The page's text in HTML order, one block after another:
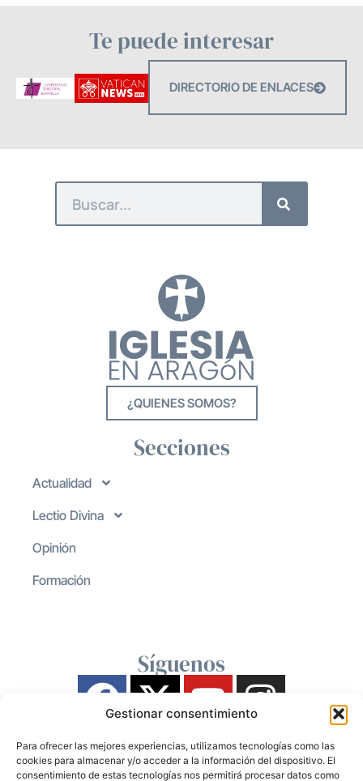
Gestionar consentimiento
Para ofrecer las mejores experiencias, utilizamos tecnologías como las
cookies para almacenar y/o acceder a la información del dispositivo. El
consentimiento de estas tecnologías nos permitirá procesar datos como
Te puede interesar
DIRECTORIO DE ENLACES
¿QUIENES SOMOS?
Secciones
Actualidad
Lectio Divina
Opinión
Formación
Síguenos